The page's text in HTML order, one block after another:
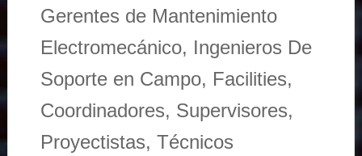
Gerentes de Mantenimiento
Electromecánico, Ingenieros De
Soporte en Campo, Facilities,
Coordinadores, Supervisores,
Proyectistas, Técnicos